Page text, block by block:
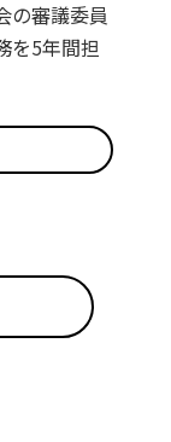
の審議委員
を5年間担